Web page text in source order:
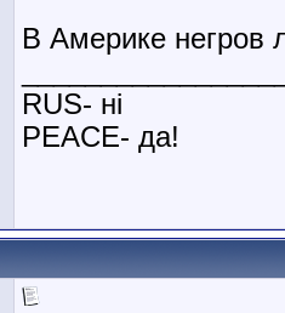
В Америке негров
RUS- ні
PEACE- да!